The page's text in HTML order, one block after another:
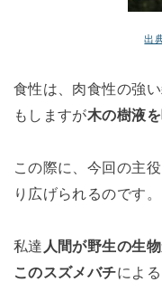
出
食性は、肉食性の強
もしますが木の樹液
この際に、今回の主
り広げられるのです。
私達 人間が野生の生
このスズメバチによ